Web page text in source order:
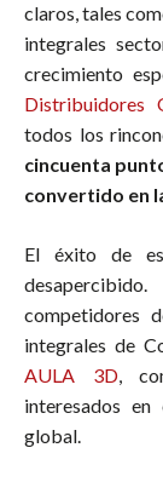
claros, tales
integrales
crecimiento
Distribuidores
todos los
cincuenta
convertido en
El éxito de
competidores
integrales de
AULA 3D,
interesados
global.